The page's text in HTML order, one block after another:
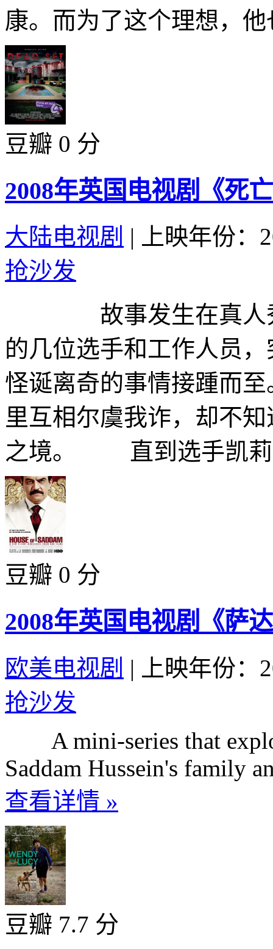
康。而为了这个理想，
豆瓣 0 分
2008年英国电视剧《死
大陆电视剧 |
上映年份：
抢沙发
故事发生在真人秀“
的几位选手和工作人员
怪诞离奇的事情接踵而
里互相尔虞我诈，却不
之境。 直到选手凯
豆瓣 0 分
2008年英国电视剧《萨
欧美电视剧 |
上映年份：
抢沙发
A mini-series that
Saddam Hussein's family
查看详情 »
豆瓣 7.7 分